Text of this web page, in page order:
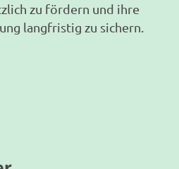
zu fördern und ihre
langfristig zu sichern.